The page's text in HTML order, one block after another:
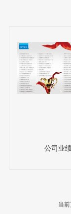
公司业
当